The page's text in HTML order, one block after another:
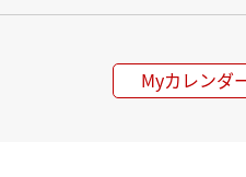
Myカレンダ